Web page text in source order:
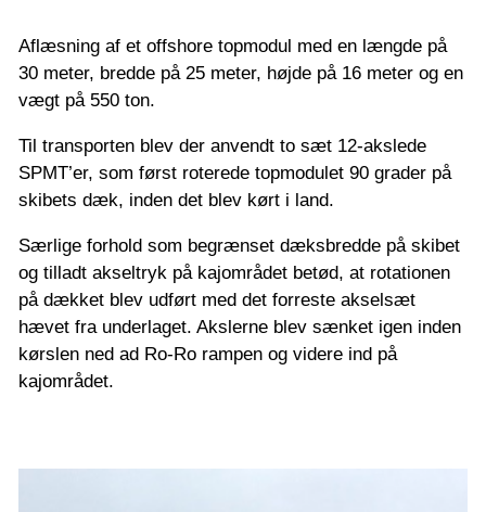
Aflæsning af et offshore topmodul med en længde på
30 meter, bredde på 25 meter, højde på 16 meter og en
vægt på 550 ton.
Til transporten blev der anvendt to sæt 12-akslede
SPMT’er, som først roterede topmodulet 90 grader på
skibets dæk, inden det blev kørt i land.
Særlige forhold som begrænset dæksbredde på skibet
og tilladt akseltryk på kajområdet betød, at rotationen
på dækket blev udført med det forreste akselsæt
hævet fra underlaget. Akslerne blev sænket igen inden
kørslen ned ad Ro-Ro rampen og videre ind på
kajområdet.